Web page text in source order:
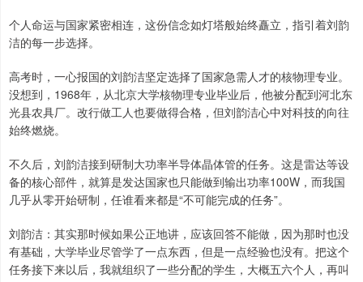
个人命运与国家紧密相连，这份信念如灯塔般始终矗立，指引着刘韵
洁的每一步选择。
高考时，一心报国的刘韵洁坚定选择了国家急需人才的核物理专业。
没想到，1968年，从北京大学核物理专业毕业后，他被分配到河北东
光县农具厂。改行做工人也要做得合格，但刘韵洁心中对科技的向往
始终燃烧。
不久后，刘韵洁接到研制大功率半导体晶体管的任务。这是雷达等设
备的核心部件，就算是发达国家也只能做到输出功率100W，而我国
几乎从零开始研制，任谁看来都是“不可能完成的任务”。
刘韵洁：其实那时候如果公正地讲，应该回答不能做，因为那时也没
有基础，大学毕业尽管学了一点东西，但是一点经验也没有。把这个
任务接下来以后，我就组织了一些分配的学生，大概五六个人，再叫